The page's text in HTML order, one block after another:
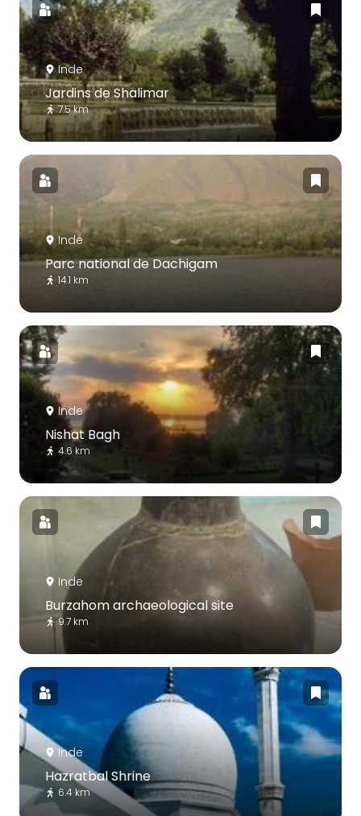
Inde
Jardins de Shalimar
7.5 km
Inde
Parc national de Dachigam
14.1 km
Inde
Nishat Bagh
4.6 km
Inde
Burzahom archaeological site
9.7 km
Inde
Hazratbal Shrine
6.4 km